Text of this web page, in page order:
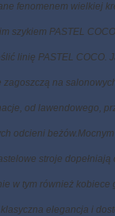
fenomenem wielkiej
szykiem PASTEL
linię PASTEL COCO.
zagoszczą na
od lawendowego,
odcieni beżów.
stroje dopełniają
w tym również kobiece
elegancja i